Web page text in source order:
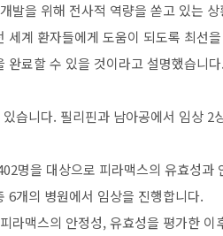
발을 위해 전사적 역량을 쏟고 있는
계 환자들에게 도움이 되도록 최선
료할 수 있을 것이라고 설명했습니다.
습니다. 필리핀과 남아공에서 임상 2
명을 대상으로 피라맥스의 유효성과
6개의 병원에서 임상을 진행합니다.
라맥스의 안정성, 유효성을 평가한 이